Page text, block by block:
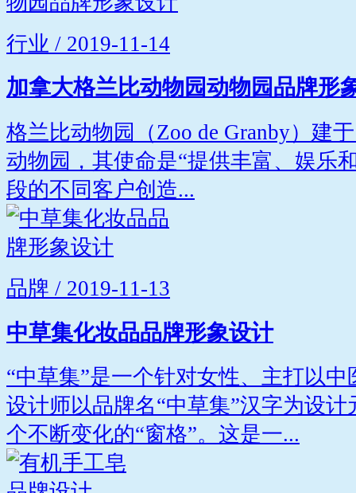
行业 / 2019-11-14
加拿大格兰比动物园动物园品牌形
格兰比动物园（Zoo de Granby）建
动物园，其使命是“提供丰富、娱乐
段的不同客户创造...
品牌 / 2019-11-13
中草集化妆品品牌形象设计
“中草集”是一个针对女性、主打以
设计师以品牌名“中草集”汉字为设
个不断变化的“窗格”。这是一...